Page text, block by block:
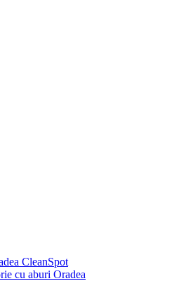
CleanSpot
cu aburi Oradea